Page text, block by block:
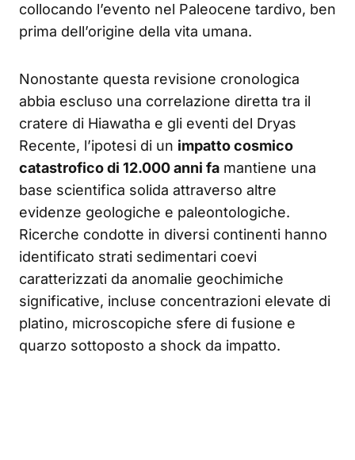
collocando l’evento nel Paleocene tardivo, ben
prima dell’origine della vita umana.
Nonostante questa revisione cronologica
abbia escluso una correlazione diretta tra il
cratere di Hiawatha e gli eventi del Dryas
Recente, l’ipotesi di un impatto cosmico
catastrofico di 12.000 anni fa mantiene una
base scientifica solida attraverso altre
evidenze geologiche e paleontologiche.
Ricerche condotte in diversi continenti hanno
identificato strati sedimentari coevi
caratterizzati da anomalie geochimiche
significative, incluse concentrazioni elevate di
platino, microscopiche sfere di fusione e
quarzo sottoposto a shock da impatto.